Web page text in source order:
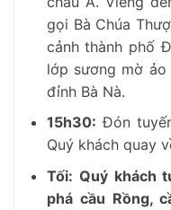
gọi Bà Chúa
cảnh thành phố
lớp sương mờ
đỉnh Bà Nà.
15h30: Đón
Quý khách quay
Tối: Quý khách
phá cầu Rồng,